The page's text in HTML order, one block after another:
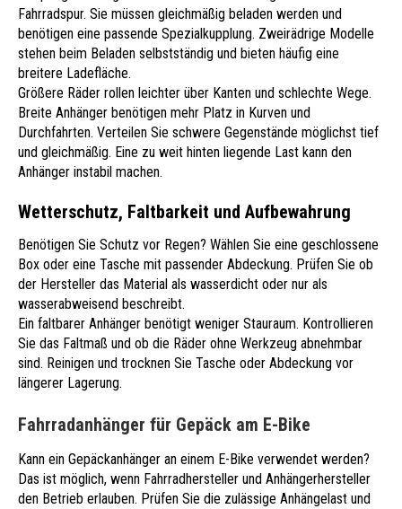
Fahrradspur. Sie müssen gleichmäßig beladen werden und
benötigen eine passende Spezialkupplung. Zweirädrige Modelle
stehen beim Beladen selbstständig und bieten häufig eine
breitere Ladefläche.
Größere Räder rollen leichter über Kanten und schlechte Wege.
Breite Anhänger benötigen mehr Platz in Kurven und
Durchfahrten. Verteilen Sie schwere Gegenstände möglichst tief
und gleichmäßig. Eine zu weit hinten liegende Last kann den
Anhänger instabil machen.
Wetterschutz, Faltbarkeit und Aufbewahrung
Benötigen Sie Schutz vor Regen? Wählen Sie eine geschlossene
Box oder eine Tasche mit passender Abdeckung. Prüfen Sie ob
der Hersteller das Material als wasserdicht oder nur als
wasserabweisend beschreibt.
Ein faltbarer Anhänger benötigt weniger Stauraum. Kontrollieren
Sie das Faltmaß und ob die Räder ohne Werkzeug abnehmbar
sind. Reinigen und trocknen Sie Tasche oder Abdeckung vor
längerer Lagerung.
Fahrradanhänger für Gepäck am E-Bike
Kann ein Gepäckanhänger an einem E-Bike verwendet werden?
Das ist möglich, wenn Fahrradhersteller und Anhängerhersteller
den Betrieb erlauben. Prüfen Sie die zulässige Anhängelast und